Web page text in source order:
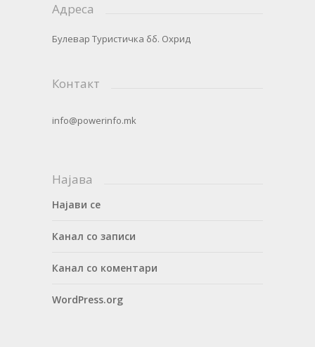
Адреса
Булевар Туристичка бб. Охрид
Контакт
info@powerinfo.mk
Најава
Најави се
Канал со записи
Канал со коментари
WordPress.org